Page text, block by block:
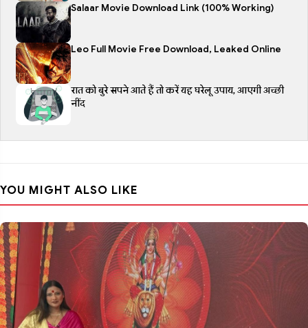
Salaar Movie Download Link (100% Working)
Leo Full Movie Free Download, Leaked Online
रात को बुरे सपने आते हैं तो करें यह घरेलू उपाय, आएगी अच्छी
नींद
YOU MIGHT ALSO LIKE